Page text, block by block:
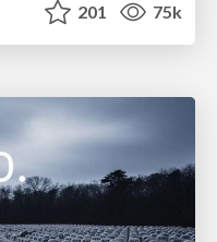
201 75k